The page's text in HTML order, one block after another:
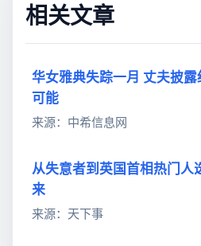
相关文章
华女雅典失踪一月 丈夫披
可能
来源：中希信息网
从失意者到英国首相热门人
来
来源：天下事